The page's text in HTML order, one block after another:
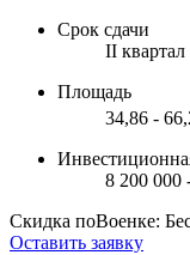
Срок сдачи
II квартал
Площадь
34,86 -
8 200 000
Скидка поВоенке:
Оставить заявку